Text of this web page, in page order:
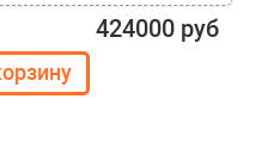
424000 руб